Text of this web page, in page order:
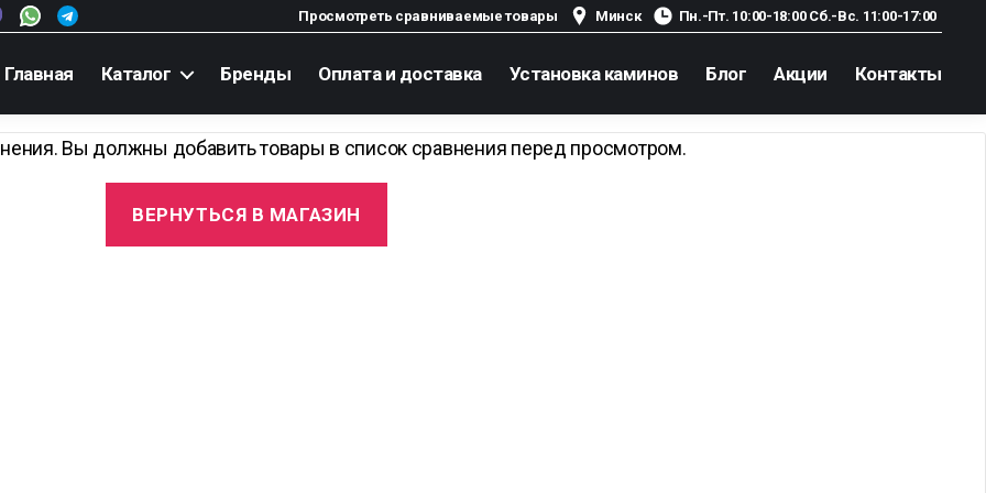
Просмотреть сравниваемые товары Минск Пн.-Пт. 10:00-18:00 Сб.-Вс. 11:00-17:00
Главная Каталог Бренды Оплата и доставка Установка каминов Блог Акции Контакты
Вы должны добавить товары в список сравнения перед просмотром.
ВЕРНУТЬСЯ В МАГАЗИН